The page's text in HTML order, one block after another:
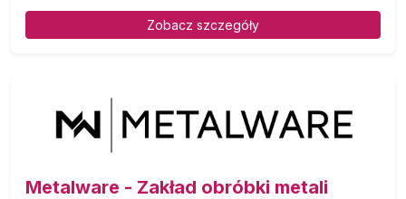
Zobacz szczegóły
Metalware - Zakład obróbki metali